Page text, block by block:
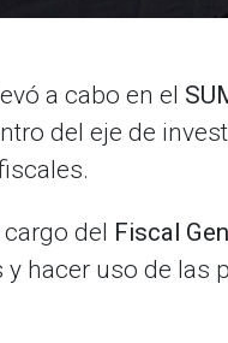
a cabo en el
del eje de
del Fiscal
hacer uso de las